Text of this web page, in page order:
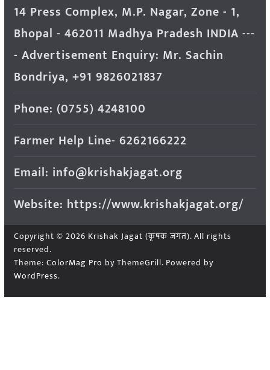
14 Press Complex, M.P. Nagar, Zone - 1,
Bhopal - 462011 Madhya Pradesh INDIA ---
- Advertisement Enquiry: Mr. Sachin
Bondriya, +91 9826021837
Phone: (0755) 4248100
Farmer Help Line- 6262166222
Email: info@krishakjagat.org
Website: https://www.krishakjagat.org/
Copyright © 2026 Krishak Jagat (कृषक जगत). All rights
reserved.
Theme: ColorMag Pro by ThemeGrill. Powered by
WordPress.